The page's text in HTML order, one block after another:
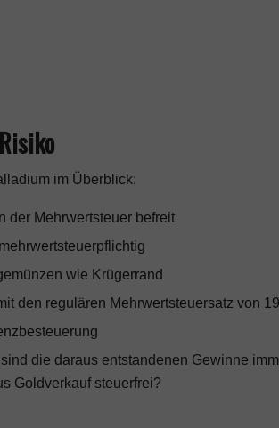
im Überblick:
der Mehrwertsteuer befreit
wie Krügerrand
den regulären Mehrwertsteuersatz von
die daraus entstandenen Gewinne
Goldverkauf steuerfrei?